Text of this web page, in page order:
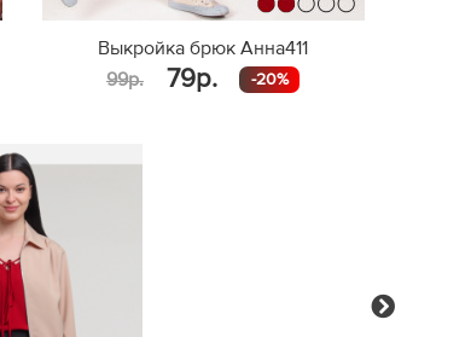
Выкройка брюк Анна411
99р.
79р. -20%